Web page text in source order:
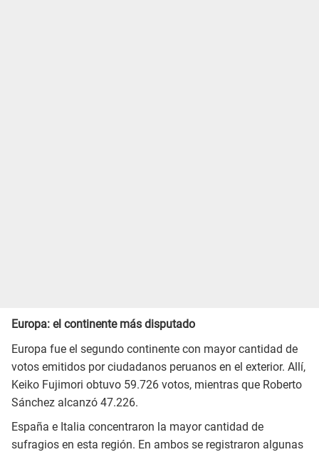
Europa: el continente más disputado
Europa fue el segundo continente con mayor cantidad de
votos emitidos por ciudadanos peruanos en el exterior. Allí,
Keiko Fujimori obtuvo 59.726 votos, mientras que Roberto
Sánchez alcanzó 47.226.
España e Italia concentraron la mayor cantidad de
sufragios en esta región. En ambos se registraron algunas